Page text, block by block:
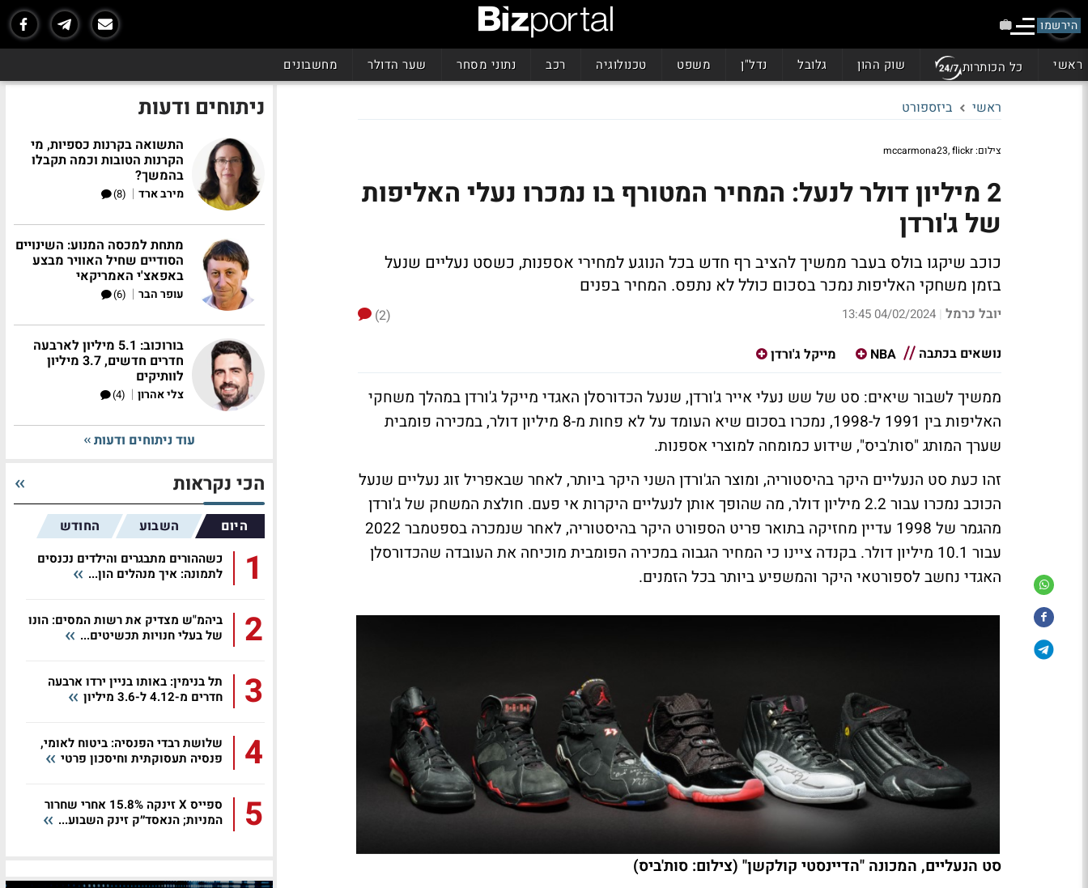
הירשמו
ראשי כל הכותרות שוק ההון גלובל נדל"ן משפט טכנולוגיה רכב נתוני מסחר שער הדולר מחשבונים
ראשי ביזספורט
צילום: mccarmona23, flickr
2 מיליון דולר לנעל: המחיר המטורף בו נמכרו נעלי האליפות
של ג'ורדן
כוכב שיקגו בולס בעבר ממשיך להציב רף חדש בכל הנוגע למחירי אספנות, כשסט נעליים שנעל
בזמן משחקי האליפות נמכר בסכום כולל לא נתפס. המחיר בפנים
יובל כרמל |
04/02/2024 13:45
(2)
נושאים בכתבה
NBA מייקל ג'ורדן
ממשיך לשבור שיאים: סט של שש נעלי אייר ג'ורדן, שנעל הכדורסלן האגדי מייקל ג'ורדן במהלך משחקי
האליפות בין 1991 ל-1998, נמכרו בסכום שיא העומד על לא פחות מ-8 מיליון דולר, במכירה פומבית
שערך המותג "סות'ביס", שידוע כמומחה למוצרי אספנות.
זהו כעת סט הנעליים היקר בהיסטוריה, ומוצר הג'ורדן השני היקר ביותר, לאחר שבאפריל זוג נעליים שנעל
הכוכב נמכרו עבור 2.2 מיליון דולר, מה שהופך אותן לנעליים היקרות אי פעם. חולצת המשחק של ג'ורדן
מהגמר של 1998 עדיין מחזיקה בתואר פריט הספורט היקר בהיסטוריה, לאחר שנמכרה בספטמבר 2022
עבור 10.1 מיליון דולר. בקנדה ציינו כי המחיר הגבוה במכירה הפומבית מוכיחה את העובדה שהכדורסלן
האגדי נחשב לספורטאי היקר והמשפיע ביותר בכל הזמנים.
סט הנעליים, המכונה "הדיינסטי קולקשן" (צילום: סות'ביס)
ניתוחים ודעות
התשואה בקרנות כספיות, מי
הקרנות הטובות וכמה תקבלו
בהמשך?
מירב ארד |
(8)
מתחת למכסה המנוע: השינויים
הסודיים שחיל האוויר מבצע
באפאצ'י האמריקאי
עופר הבר |
(6)
בורוכוב: 5.1 מיליון לארבעה
חדרים חדשים, 3.7 מיליון
לוותיקים
צלי אהרון |
(4)
עוד ניתוחים ודעות
הכי נקראות
היום השבוע החודש
1
כשההורים מתבגרים והילדים נכנסים
לתמונה: איך מנהלים הון...
2
ביהמ"ש מצדיק את רשות המסים: הונו
של בעלי חנויות תכשיטים...
3
תל בנימין: באותו בניין ירדו ארבעה
חדרים מ-4.12 ל-3.6 מיליון
4
שלושת רבדי הפנסיה: ביטוח לאומי,
פנסיה תעסוקתית וחיסכון פרטי
5
ספייס X זינקה 15.8% אחרי שחרור
המניות; הנאסד״ק זינק השבוע...